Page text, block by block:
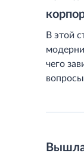
В этой
чего
Вышла